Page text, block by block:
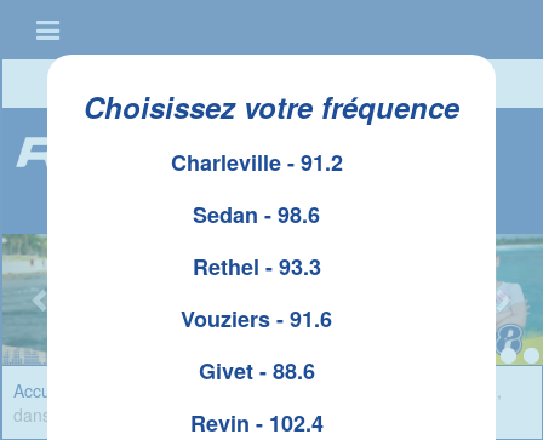
Choisissez votre fréquence
Charleville - 91.2
Sedan - 98.6
Rethel - 93.3
Vouziers - 91.6
Givet - 88.6
Revin - 102.4
Accueil
» Deux femmes blessées à la hanche,
dans deux accidents et lieux différents